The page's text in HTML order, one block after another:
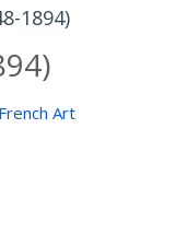
1894)
French Art